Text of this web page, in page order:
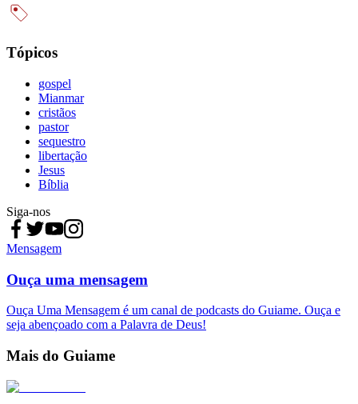
Tópicos
gospel
Mianmar
cristãos
pastor
sequestro
libertação
Jesus
Bíblia
Siga-nos
Mensagem
Ouça uma mensagem
Ouça Uma Mensagem é um canal de podcasts do Guiame. Ouça e
seja abençoado com a Palavra de Deus!
Mais do Guiame